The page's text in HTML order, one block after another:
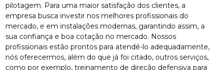
pilotagem. Para uma maior satisfação dos clientes, a
empresa busca investir nos melhores profissionais do
mercado, e em instalações modernas, garantindo assim, a
sua confiança e boa cotação no mercado. Nossos
profissionais estão prontos para atendê-lo adequadamente,
nós oferecermos, além do que já foi citado, outros serviços,
como por exemplo, treinamento de direção defensiva para